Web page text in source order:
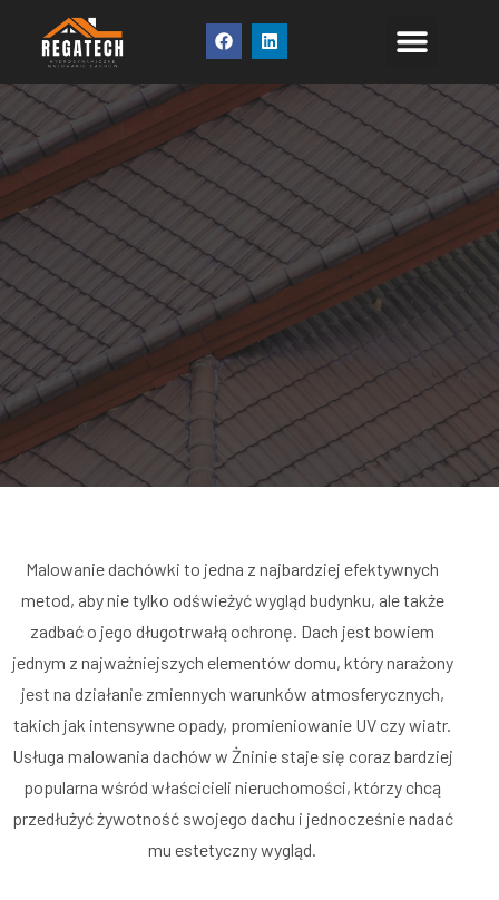
Malowanie dachówki to jedna z najbardziej efektywnych
metod, aby nie tylko odświeżyć wygląd budynku, ale także
zadbać o jego długotrwałą ochronę. Dach jest bowiem
jednym z najważniejszych elementów domu, który narażony
jest na działanie zmiennych warunków atmosferycznych,
takich jak intensywne opady, promieniowanie UV czy wiatr.
Usługa malowania dachów w Żninie staje się coraz bardziej
popularna wśród właścicieli nieruchomości, którzy chcą
przedłużyć żywotność swojego dachu i jednocześnie nadać
mu estetyczny wygląd.